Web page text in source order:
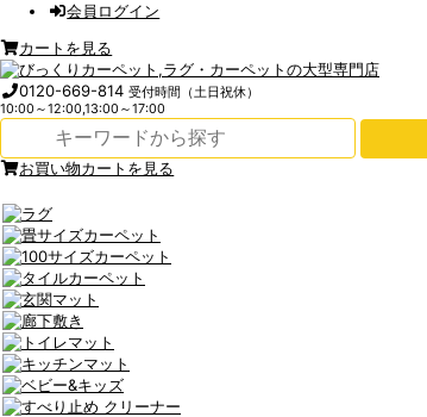
会員ログイン
カートを見る
0120-669-814受付時間（土日祝休）
10:00～12:00,13:00～17:00
お買い物カートを見る